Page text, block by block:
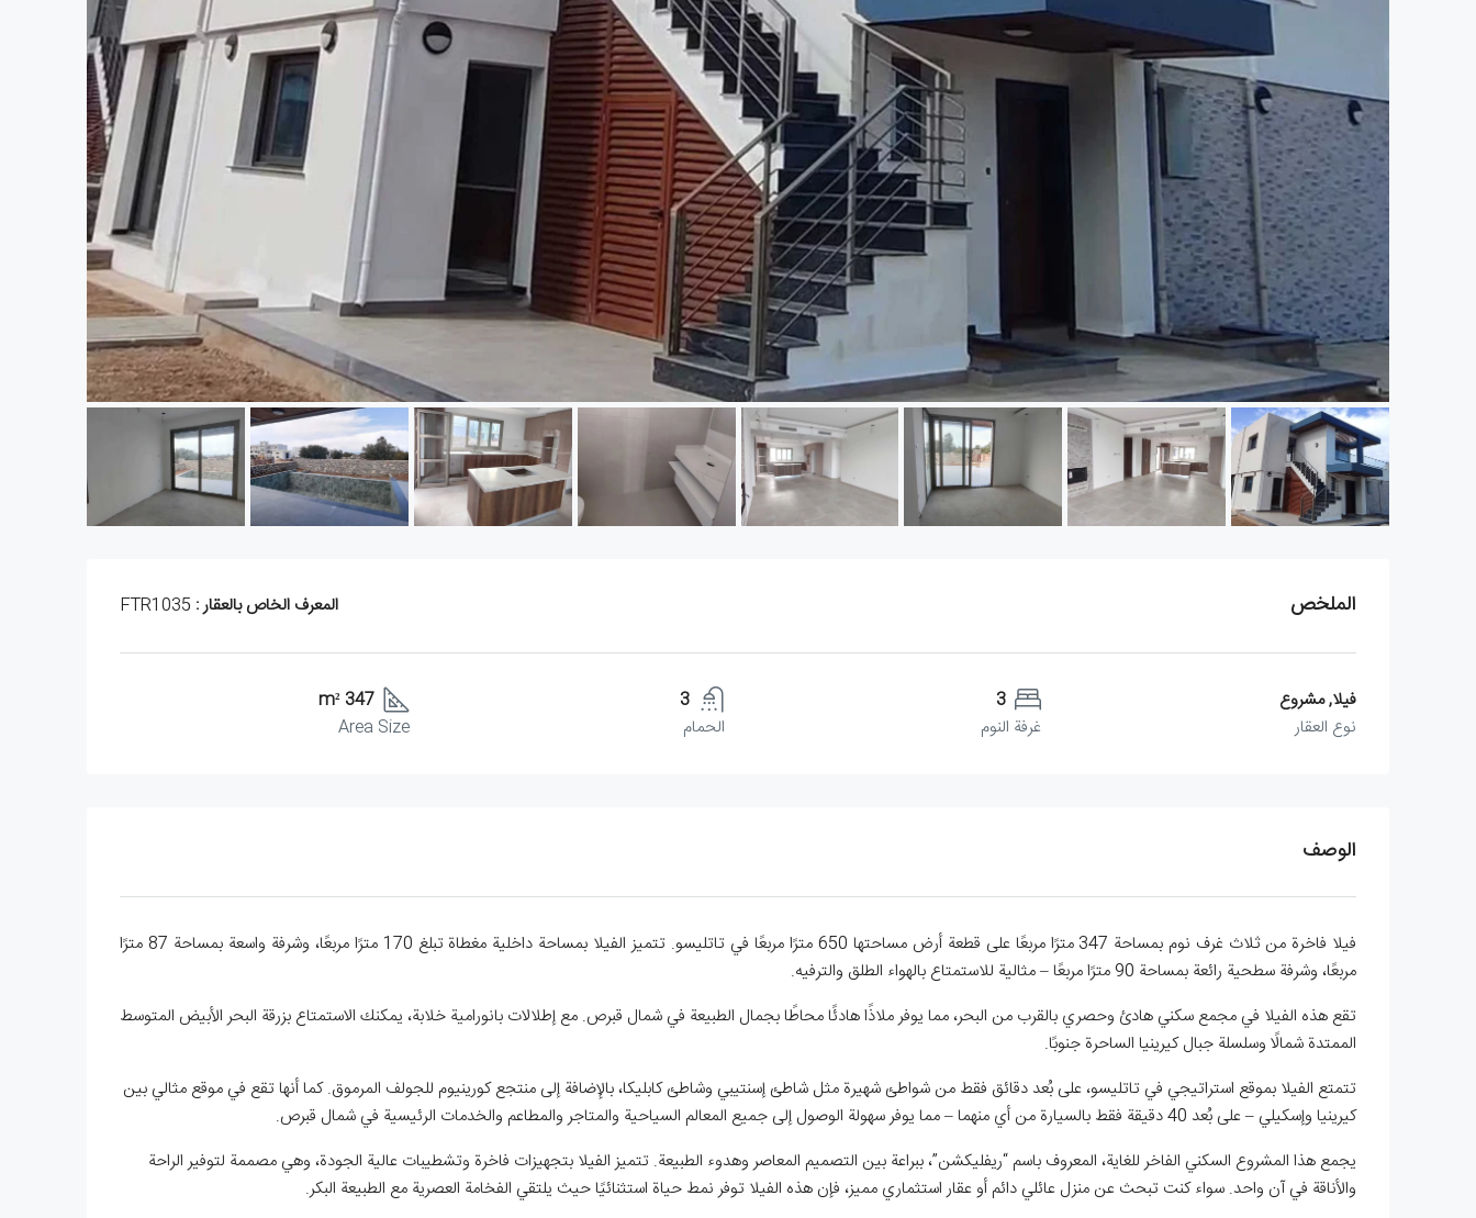
الملخص المعرف الخاص بالعقار :
فيلا, مشروع
نوع العقار
3
غرفة النوم
3
الحمام
347 m²
Area Size
الوصف
فيلا فاخرة من ثلاث غرف نوم بمساحة 347 مترًا مربعًا على قطعة أرض مساحتها 650 مترًا مربعًا في تاتليسو. تتميز الفيلا بمساحة داخلية مغطاة تبلغ 170 مترًا مربعًا، وشرفة واسعة بمساحة 87 مترًا
مربعًا، وشرفة سطحية رائعة بمساحة 90 مترًا مربعًا – مثالية للاستمتاع بالهواء الطلق والترفيه.
تقع هذه الفيلا في مجمع سكني هادئ وحصري بالقرب من البحر، مما يوفر ملاذًا هادئًا محاطًا بجمال الطبيعة في شمال قبرص. مع إطلالات بانورامية خلابة، يمكنك الاستمتاع بزرقة البحر الأبيض المتوسط
​​الممتدة شمالًا وسلسلة جبال كيرينيا الساحرة جنوبًا.
تتمتع الفيلا بموقع استراتيجي في تاتليسو، على بُعد دقائق فقط من شواطئ شهيرة مثل شاطئ إسنتيبي وشاطئ كابليكا، بالإضافة إلى منتجع كورينيوم للجولف المرموق. كما أنها تقع في موقع مثالي بين
كيرينيا وإسكيلي – على بُعد 40 دقيقة فقط بالسيارة من أي منهما – مما يوفر سهولة الوصول إلى جميع المعالم السياحية والمتاجر والمطاعم والخدمات الرئيسية في شمال قبرص.
يجمع هذا المشروع السكني الفاخر للغاية، المعروف باسم “ريفليكشن”، ببراعة بين التصميم المعاصر وهدوء الطبيعة. تتميز الفيلا بتجهيزات فاخرة وتشطيبات عالية الجودة، وهي مصممة لتوفير الراحة
والأناقة في آن واحد. سواء كنت تبحث عن منزل عائلي دائم أو عقار استثماري مميز، فإن هذه الفيلا توفر نمط حياة استثنائيًا حيث يلتقي الفخامة العصرية مع الطبيعة البكر.